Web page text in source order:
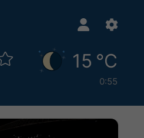
15 °C
0:55